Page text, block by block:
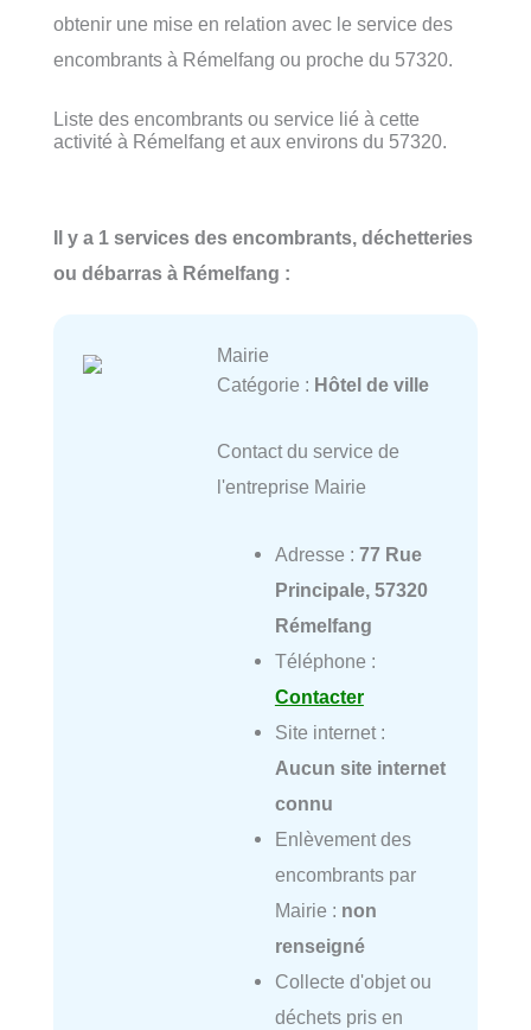
obtenir une mise en relation avec le service des
encombrants à Rémelfang ou proche du 57320.
Liste des encombrants ou service lié à cette
activité à Rémelfang et aux environs du 57320.
Il y a 1 services des encombrants, déchetteries
ou débarras à Rémelfang :
Mairie
Catégorie : Hôtel de ville
Contact du service de
l'entreprise Mairie
Adresse : 77 Rue
Principale, 57320
Rémelfang
Téléphone :
Contacter
Site internet :
Aucun site internet
connu
Enlèvement des
encombrants par
Mairie : non
renseigné
Collecte d'objet ou
déchets pris en